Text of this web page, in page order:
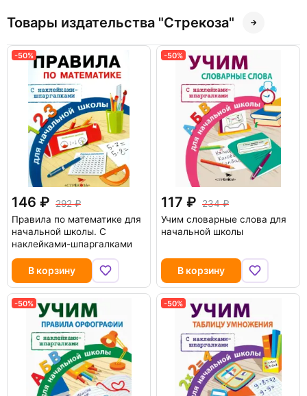
Товары издательства "Стрекоза"
-50%
146
292
Правила по математике для
начальной школы. С
наклейками-шпаргалками
В корзину
-50%
117
234
Учим словарные слова для
начальной школы
В корзину
-50% -50%